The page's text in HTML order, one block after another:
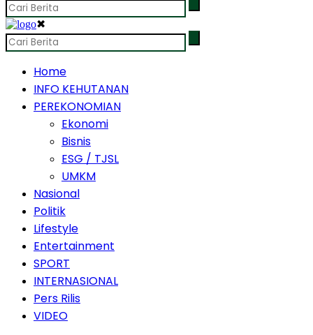
✖
Home
INFO KEHUTANAN
PEREKONOMIAN
Ekonomi
Bisnis
ESG / TJSL
UMKM
Nasional
Politik
Lifestyle
Entertainment
SPORT
INTERNASIONAL
Pers Rilis
VIDEO